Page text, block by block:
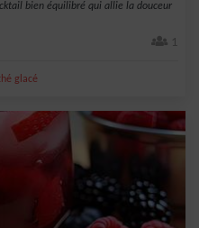
bien équilibré qui allie la douceur
1
glacé